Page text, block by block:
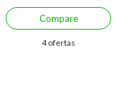
Compare
4 ofertas